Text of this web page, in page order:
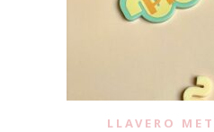
LLAVERO